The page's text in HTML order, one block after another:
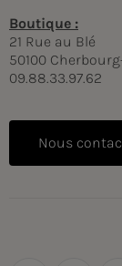
Boutique :
21 Rue au Blé
50100
09.88.33.97.62
Nous